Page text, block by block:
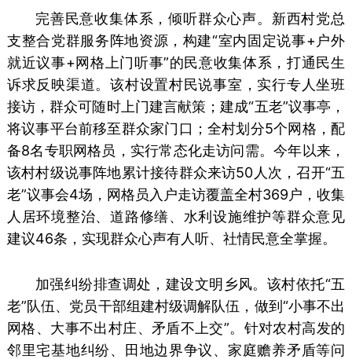
完善民意收集体系，倾听群众心声。新西村党总
支整合党群服务阵地资源，构建“室内固定说事+户外
就近议事+网格上门听事”的民意收集体系，打通民生
诉求反映渠道。该村设置村民说事室，实行专人坐班
接访，群众可随时上门建言献策；建成“五老”议事亭，
将议事平台前移至群众家门口；全村划分5个网格，配
备8名专职网格员，实行常态化走访问需。今年以来，
该村村级说事阵地累计接待群众来访50人次，召开“五
老”议事会4场，网格员入户走访覆盖全村369户，收集
人居环境整治、道路修缮、水利设施维护等群众意见
建议46条，实现群众心声有人听、社情民意全掌握。
加强纠纷排查调处，建设文明乡风。该村依托“五
老”队伍、党员干部组建村级调解队伍，做到“小事不出
网格、大事不出村庄、矛盾不上交”。针对农村高发的
邻里宅基地纠纷、田地边界争议、家庭赡养矛盾等问